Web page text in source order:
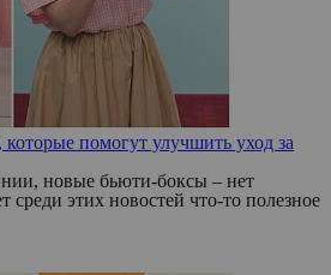
помогут улучшить уход за
новые бьюти-боксы – нет
этих новостей что-то полезное